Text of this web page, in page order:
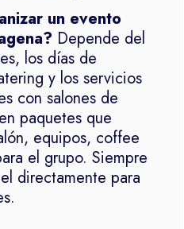
un evento
Depende del
los días de
y los servicios
con salones de
paquetes que
equipos, coffee
el grupo. Siempre
directamente para